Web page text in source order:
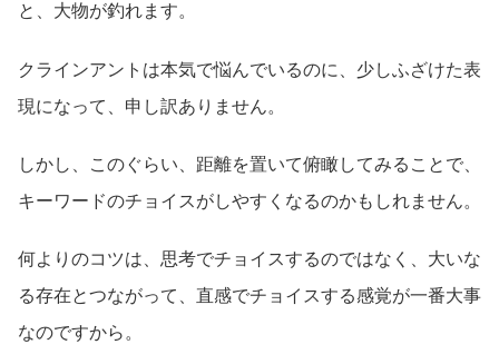
と、大物が釣れます。
クラインアントは本気で悩んでいるのに、少しふざけた表
現になって、申し訳ありません。
しかし、このぐらい、距離を置いて俯瞰してみることで、
キーワードのチョイスがしやすくなるのかもしれません。
何よりのコツは、思考でチョイスするのではなく、大いな
る存在とつながって、直感でチョイスする感覚が一番大事
なのですから。